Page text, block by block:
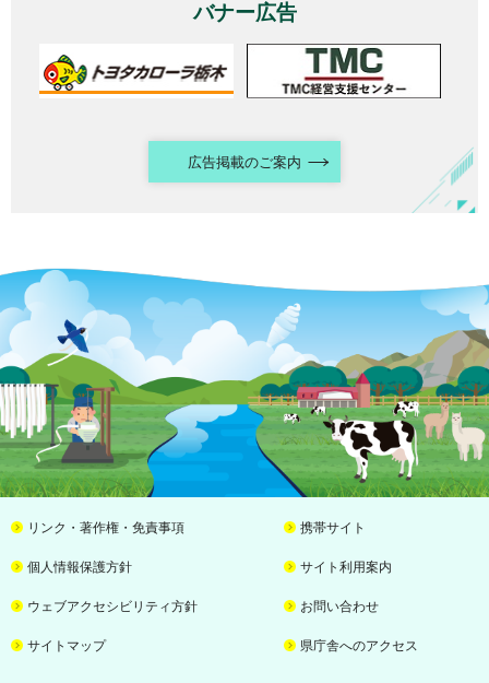
バナー広告
広告掲載のご案内
リンク・著作権・免責事項 携帯サイト
個人情報保護方針 サイト利用案内
ウェブアクセシビリティ方針 お問い合わせ
サイトマップ 県庁舎へのアクセス